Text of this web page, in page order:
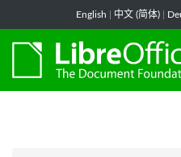
English 中文 (简体)